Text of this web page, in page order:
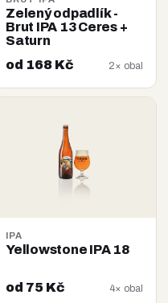
Zelený odpadlík -
Brut IPA 13 Ceres +
Saturn
od 168 Kč
2× obal
IPA
Yellowstone IPA 18
od 75 Kč 4× obal